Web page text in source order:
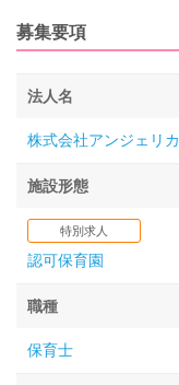
募集要項
法人名
株式会社アンジェリカ
施設形態
特別求人
認可保育園
職種
保育士